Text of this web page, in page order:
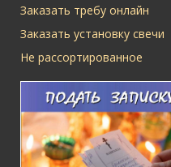
Заказать требу онлайн
Заказать установку свечи
Не рассортированное